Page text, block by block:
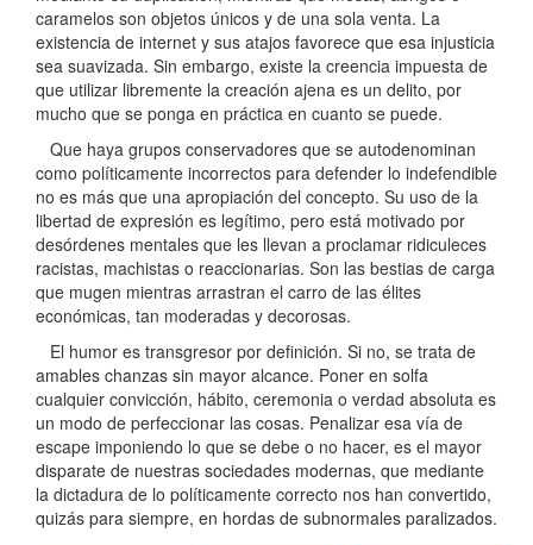
caramelos son objetos únicos y de una sola venta. La
existencia de internet y sus atajos favorece que esa injusticia
sea suavizada. Sin embargo, existe la creencia impuesta de
que utilizar libremente la creación ajena es un delito, por
mucho que se ponga en práctica en cuanto se puede.
Que haya grupos conservadores que se autodenominan
como políticamente incorrectos para defender lo indefendible
no es más que una apropiación del concepto. Su uso de la
libertad de expresión es legítimo, pero está motivado por
desórdenes mentales que les llevan a proclamar ridiculeces
racistas, machistas o reaccionarias. Son las bestias de carga
que mugen mientras arrastran el carro de las élites
económicas, tan moderadas y decorosas.
El humor es transgresor por definición. Si no, se trata de
amables chanzas sin mayor alcance. Poner en solfa
cualquier convicción, hábito, ceremonia o verdad absoluta es
un modo de perfeccionar las cosas. Penalizar esa vía de
escape imponiendo lo que se debe o no hacer, es el mayor
disparate de nuestras sociedades modernas, que mediante
la dictadura de lo políticamente correcto nos han convertido,
quizás para siempre, en hordas de subnormales paralizados.